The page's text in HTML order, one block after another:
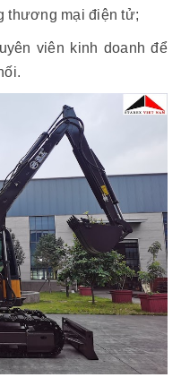
thương mại điện tử;
viên kinh doanh để